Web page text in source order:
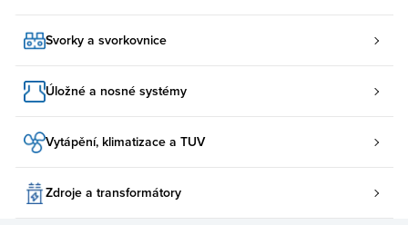
Svorky a svorkovnice
Úložné a nosné systémy
Vytápění, klimatizace a TUV
Zdroje a transformátory